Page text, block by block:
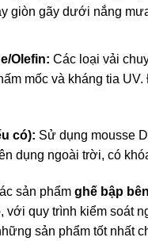
giòn gãy dưới nắng
Olefin: Các loại vải
mốc và kháng tia
có): Sử dụng mousse
dụng ngoài trời, có
sản phẩm ghế bập
với quy trình kiểm soát
sản phẩm tốt nhất